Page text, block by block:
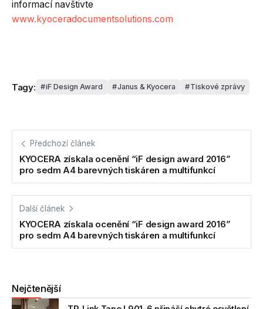
informací navštivte
www.kyoceradocumentsolutions.com
Tagy: iF Design Award Janus & Kyocera Tiskové zprávy
Předchozí článek
KYOCERA získala ocenění “iF design award 2016”
pro sedm A4 barevných tiskáren a multifunkcí
Další článek
KYOCERA získala ocenění “iF design award 2016”
pro sedm A4 barevných tiskáren a multifunkcí
Nejčtenější